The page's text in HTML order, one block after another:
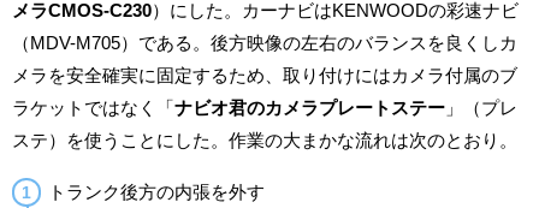
メラCMOS-C230）にした。カーナビはKENWOODの彩速ナビ
（MDV-M705）である。後方映像の左右のバランスを良くしカ
メラを安全確実に固定するため、取り付けにはカメラ付属のブ
ラケットではなく「 ナビオ君のカメラプレートステー 」（プレ
ステ）を使うことにした。作業の大まかな流れは次のとおり。
トランク後方の内張を外す